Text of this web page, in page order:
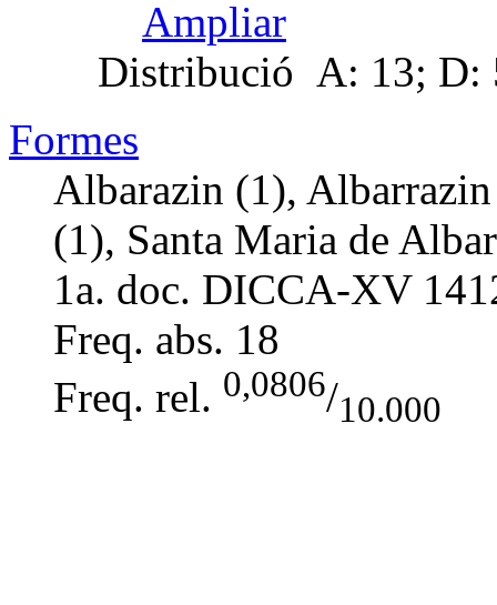
Ampliar
Distribució A: 13; D:
Formes
Albarazin (1),
(1), Santa Maria de
1a. doc. DICCA-XV
Freq. abs. 18
Freq. rel. 0,0806/10.000